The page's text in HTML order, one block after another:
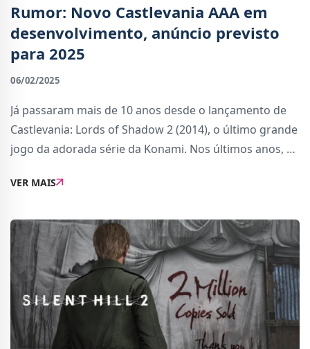
Rumor: Novo Castlevania AAA em
desenvolvimento, anúncio previsto
para 2025
06/02/2025
Já passaram mais de 10 anos desde o lançamento de
Castlevania: Lords of Shadow 2 (2014), o último grande
jogo da adorada série da Konami. Nos últimos anos, a
animadas, mas no que toca a vid
VER MAIS